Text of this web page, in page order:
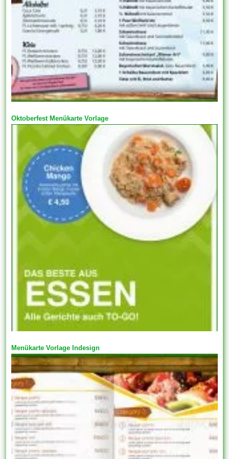
Oktoberfest Menükarte Vorlage
Menükarte Vorlage Indesign